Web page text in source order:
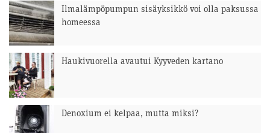
Ilmalämpöpumpun sisäyksikkö voi olla paksussa
homeessa
Haukivuorella avautui Kyyveden kartano
Denoxium ei kelpaa, mutta miksi?